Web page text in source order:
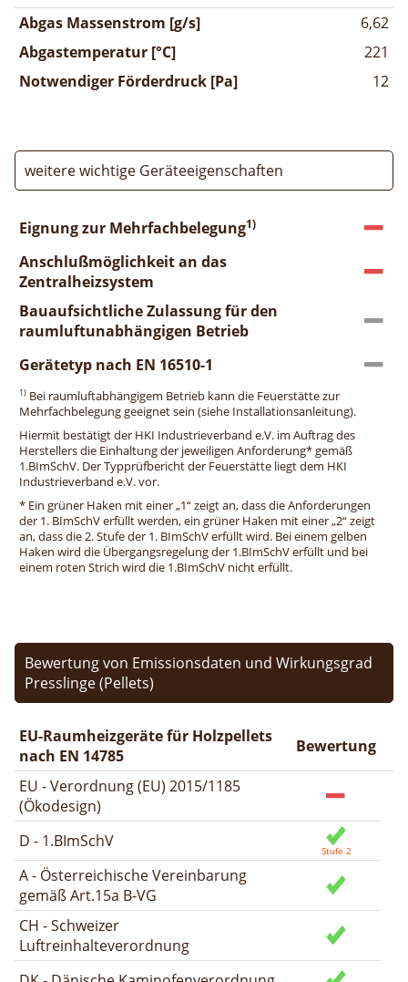
Abgas Massenstrom [g/s]
6,62
Abgastemperatur [°C]
221
Notwendiger Förderdruck [Pa]
12
weitere wichtige Geräteeigenschaften
Eignung zur Mehrfachbelegung1)
Anschlußmöglichkeit an das
Zentralheizsystem
Bauaufsichtliche Zulassung für den
raumluftunabhängigen Betrieb
Gerätetyp nach EN 16510-1
1) Bei raumluftabhängigem Betrieb kann die Feuerstätte zur
Mehrfachbelegung geeignet sein (siehe Installationsanleitung).
Hiermit bestätigt der HKI Industrieverband e.V. im Auftrag des
Herstellers die Einhaltung der jeweiligen Anforderung* gemäß
1.BImSchV. Der Typprüfbericht der Feuerstätte liegt dem HKI
Industrieverband e.V. vor.
* Ein grüner Haken mit einer „1“ zeigt an, dass die Anforderungen
der 1. BImSchV erfüllt werden, ein grüner Haken mit einer „2“ zeigt
an, dass die 2. Stufe der 1. BImSchV erfüllt wird. Bei einem gelben
Haken wird die Übergangsregelung der 1.BImSchV erfüllt und bei
einem roten Strich wird die 1.BImSchV nicht erfüllt.
Bewertung von Emissionsdaten und Wirkungsgrad
Presslinge (Pellets)
EU-Raumheizgeräte für Holzpellets
nach EN 14785
Bewertung
EU - Verordnung (EU) 2015/1185
(Ökodesign)
D - 1.BImSchV
A - Österreichische Vereinbarung
gemäß Art.15a B-VG
CH - Schweizer
Luftreinhalteverordnung